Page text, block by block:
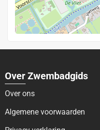
Over Zwembadgids
Over ons
Algemene voorwaarden